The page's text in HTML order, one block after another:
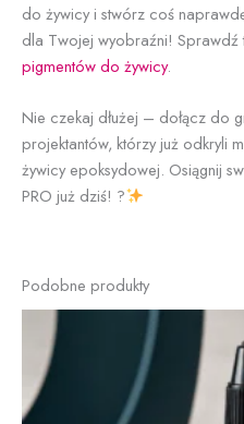
do żywicy i stwórz coś
dla Twojej wyobraźni! Sprawdź
pigmentów do żywicy.
Nie czekaj dłużej – dołącz do
projektantów, którzy już odkryli
żywicy epoksydowej. Osiągnij
PRO już dziś! ?
Podobne produkty